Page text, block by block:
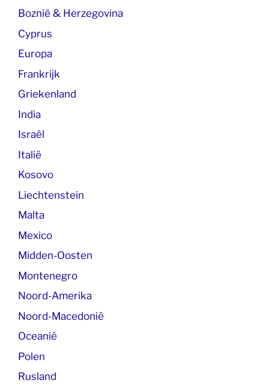
Boznië & Herzegovina
Cyprus
Europa
Frankrijk
Griekenland
India
Israël
Italië
Kosovo
Liechtenstein
Malta
Mexico
Midden-Oosten
Montenegro
Noord-Amerika
Noord-Macedonië
Oceanië
Polen
Rusland